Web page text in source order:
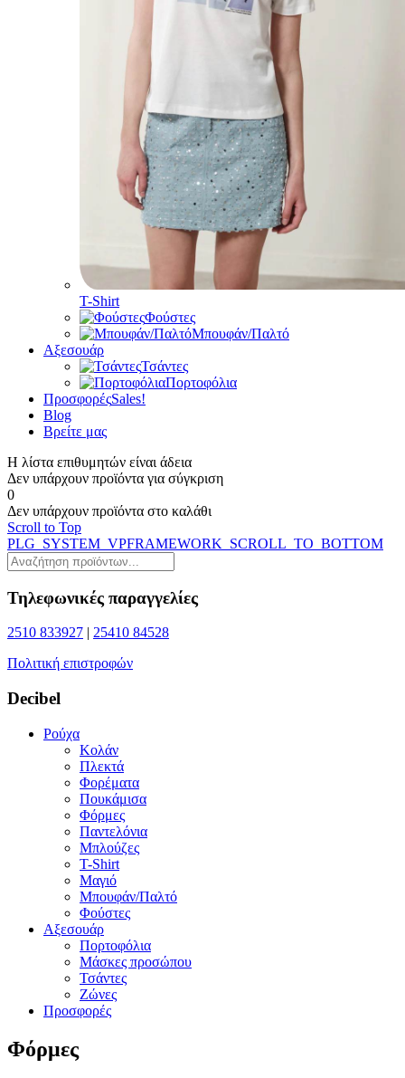
T-Shirt
Φούστες
Μπουφάν/Παλτό
Αξεσουάρ
Τσάντες
Πορτοφόλια
ΠροσφορέςSales!
Blog
Βρείτε μας
Η λίστα επιθυμητών είναι άδεια
Δεν υπάρχουν προϊόντα για σύγκριση
0
Δεν υπάρχουν προϊόντα στο καλάθι
Scroll to Top
PLG_SYSTEM_VPFRAMEWORK_SCROLL_TO_BOTTOM
Τηλεφωνικές παραγγελίες
2510 833927 | 25410 84528
Πολιτική επιστροφών
Decibel
Ρούχα
Κολάν
Πλεκτά
Φορέματα
Πουκάμισα
Φόρμες
Παντελόνια
Μπλούζες
T-Shirt
Μαγιό
Μπουφάν/Παλτό
Φούστες
Αξεσουάρ
Πορτοφόλια
Μάσκες προσώπου
Τσάντες
Ζώνες
Προσφορές
Φόρμες